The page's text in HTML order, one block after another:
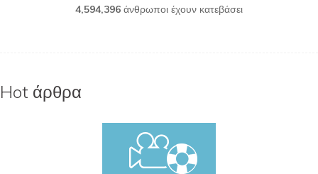
4,594,396 άνθρωποι έχουν κατεβάσει
Hot άρθρα